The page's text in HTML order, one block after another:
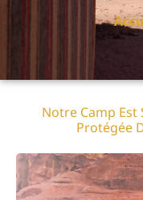
Notre Camp Est
Protégée